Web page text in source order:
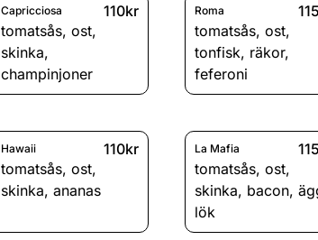
Capricciosa
110kr
tomatsås, ost,
skinka,
champinjoner
Roma
tomatsås,ost,
tonfisk, räkor,
feferoni
Hawaii
110kr
tomatsås, ost,
skinka, ananas
La Mafia
tomatsås,ost,
skinka, bacon,
lök